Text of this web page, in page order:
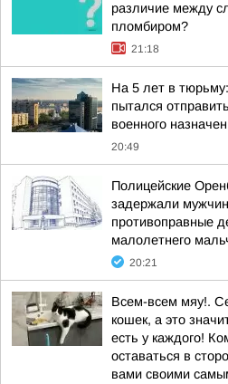
различие между
пломбиром?
21:18
На 5 лет в
пытался
военного
20:49
Полицейские
задержали
противоправные
малолетнего
20:21
Всем-всем мяу!.
кошек, а это
есть у каждого!
оставаться в
вами своими